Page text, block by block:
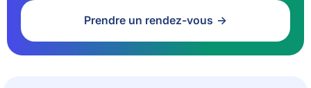
Prendre un rendez-vous